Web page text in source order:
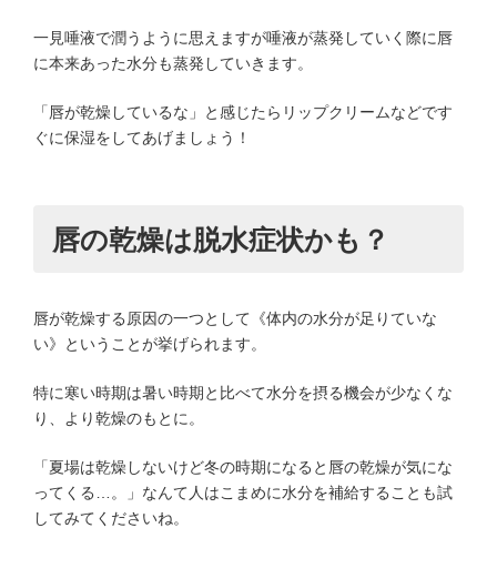
一見唾液で潤うように思えますが唾液が蒸発していく際に唇
に本来あった水分も蒸発していきます。
「唇が乾燥しているな」と感じたらリップクリームなどです
ぐに保湿をしてあげましょう！
唇の乾燥は脱水症状かも？
唇が乾燥する原因の一つとして《体内の水分が足りていな
い》ということが挙げられます。
特に寒い時期は暑い時期と比べて水分を摂る機会が少なくな
り、より乾燥のもとに。
「夏場は乾燥しないけど冬の時期になると唇の乾燥が気にな
ってくる…。」なんて人はこまめに水分を補給することも試
してみてくださいね。